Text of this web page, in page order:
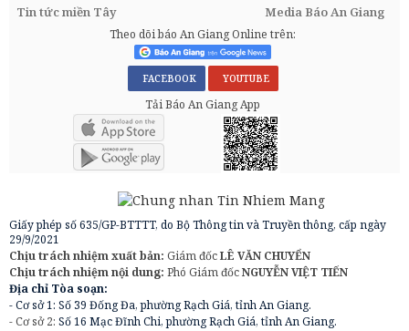
Tin tức miền Tây
Media Báo An Giang
Theo dõi báo An Giang Online trên:
FACEBOOK YOUTUBE
Tải Báo An Giang App
Giấy phép số 635/GP-BTTTT, do Bộ Thông tin và Truyền thông, cấp ngày
29/9/2021
Chịu trách nhiệm xuất bản: Giám đốcLÊ VĂN CHUYỂN
Chịu trách nhiệm nội dung: Phó Giám đốcNGUYỄN VIỆT TIẾN
Địa chỉ Tòa soạn:
- Cơ sở 1: Số 39 Đống Đa, phường Rạch Giá, tỉnh An Giang.
- Cơ sở 2: Số 16 Mạc Đĩnh Chi, phường Rạch Giá, tỉnh An Giang.